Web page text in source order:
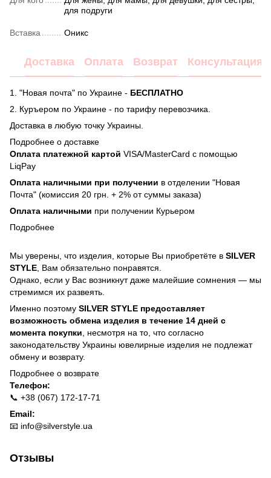
для подруги
Вставка Оникс
Доставка Оплата Возврат Консультация
1. "Новая почта" по Украине - БЕСПЛАТНО
2. Куръером по Украине - по тарифу перевозчика.
Доставка в любую точку Украины.
Подробнее о доставке
Оплата платежной картой VISA/MasterCard с помощью
LiqPay
Оплата наличными при получении в отделении "Новая
Почта" (комиссия 20 грн. + 2% от суммы заказа)
Оплата наличными при получении Курьером
Подробнее
Мы уверены, что изделия, которые Вы приобретёте в SILVER
STYLE , Вам обязательно понравятся.
Однако, если у Вас возникнут даже малейшие сомнения — мы
стремимся их развеять.
Именно поэтому SILVER STYLE предоставляет
возможность обмена изделия в течение 14 дней с
момента покупки , несмотря на то, что согласно
законодательству Украины ювелирные изделия не подлежат
обмену и возврату.
Подробнее о возврате
Телефон:
📞 +38 (067) 172-17-71
Email:
📧 info@silverstyle.ua
Отзывы